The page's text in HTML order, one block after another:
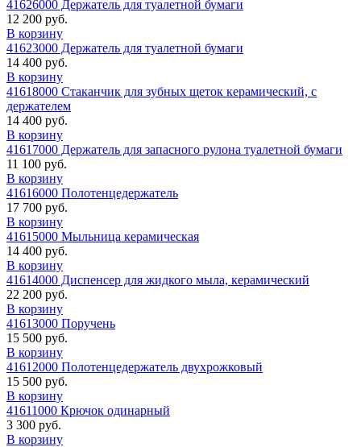
41626000 Держатель для туалетной бумаги
12 200 руб.
В корзину
41623000 Держатель для туалетной бумаги
14 400 руб.
В корзину
41618000 Стаканчик для зубных щеток керамический, с
держателем
14 400 руб.
В корзину
41617000 Держатель для запасного рулона туалетной бумаги
11 100 руб.
В корзину
41616000 Полотенцедержатель
17 700 руб.
В корзину
41615000 Мыльница керамическая
14 400 руб.
В корзину
41614000 Диспенсер для жидкого мыла, керамический
22 200 руб.
В корзину
41613000 Поручень
15 500 руб.
В корзину
41612000 Полотенцедержатель двухрожковый
15 500 руб.
В корзину
41611000 Крючок одинарный
3 300 руб.
В корзину